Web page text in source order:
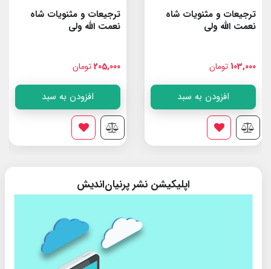
ترجیعات و مثنویات شاه
نعمت الله ولى
103,000 تومان
افزودن به سبد
ترجیعات و مثنویات شاه
نعمت الله ولى
205,000تومان
افزودن به سبد
اپلیکیشن نشر پرنیان‌اندیش